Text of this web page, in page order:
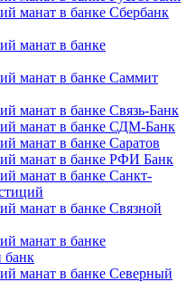
манат в банке Сбербанк
манат в банке
манат в банке Саммит
манат в банке Связь-Банк
манат в банке СДМ-Банк
манат в банке Саратов
манат в банке РФИ Банк
манат в банке Санкт-
манат в банке Связной
манат в банке
банк
манат в банке Северный